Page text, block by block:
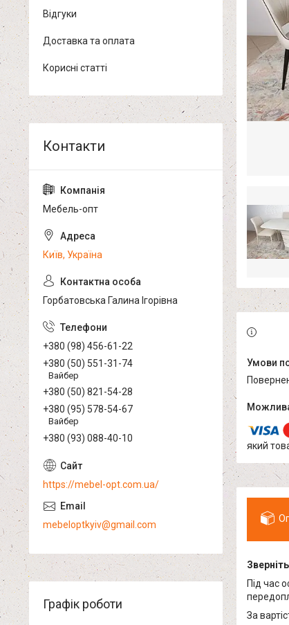
який
Під час
За
Відгуки
Доставка та оплата
Корисні статті
Мебель-опт
Київ, Україна
Горбатовська Галина Ігорівна
+380 (98) 456-61-22
+380 (50) 551-31-74
Вайбер
+380 (50) 821-54-28
+380 (95) 578-54-67
Вайбер
+380 (93) 088-40-10
https://mebel-opt.com.ua/
mebeloptkyiv@gmail.com
Графік роботи